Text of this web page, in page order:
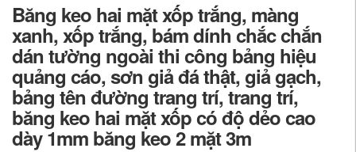
Băng keo hai mặt xốp trắng, màng
xanh, xốp trắng, bám dính chắc chắn
dán tường ngoài thi công bảng hiệu
quảng cáo, sơn giả đá thật, giả gạch,
bảng tên đường trang trí, trang trí,
băng keo hai mặt xốp có độ dẻo cao
dày 1mm băng keo 2 mặt 3m